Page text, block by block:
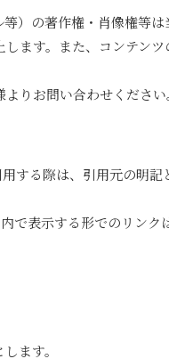
）の著作権・肖像権等
ます。また、コンテン
りお問い合わせください
する際は、引用元の明
で表示する形でのリンク
ます。